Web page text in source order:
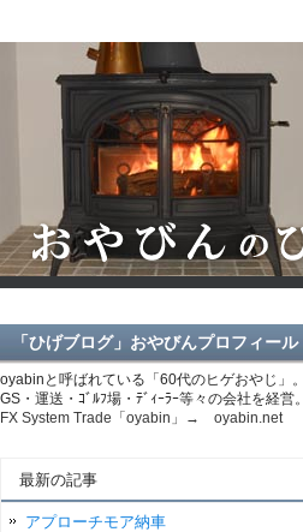
「ひげブログ」おやびんプロフィール
oyabinと呼ばれている「60代のヒゲおやじ」。
GS・運送・ｺﾞﾙﾌ場・ﾃﾞｨｰﾗｰ等々の会社を経営。
FX System Trade「oyabin」→ oyabin.net
最新の記事
アプローチモア納車